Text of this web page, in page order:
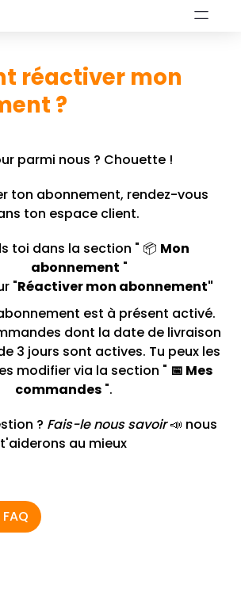
réactiver mon
?
parmi nous ? Chouette !
ton abonnement, rendez-vous
ton espace client.
toi dans la section " 📦 Mon
abonnement "
"Réactiver mon abonnement"
est à présent activé.
dont la date de livraison
3 jours sont actives. Tu peux les
modifier via la section " 📅 Mes
commandes".
? Fais-le nous savoir📣 nous
t'aiderons au mieux